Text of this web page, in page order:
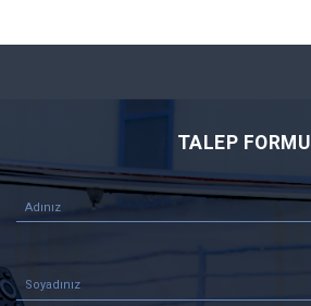
TALEP FORMU